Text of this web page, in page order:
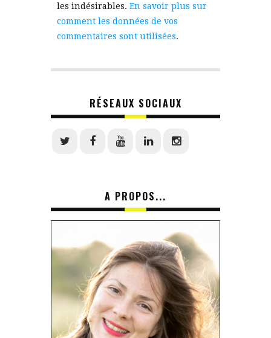
les indésirables. En savoir plus sur
comment les données de vos
commentaires sont utilisées.
RÉSEAUX SOCIAUX
A PROPOS...